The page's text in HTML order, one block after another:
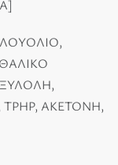
TPHP, ΑΚΕΤΟΝΗ,